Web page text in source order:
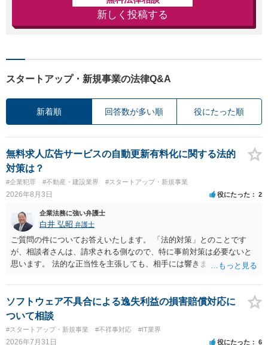
新しく投稿する
スタートアップ・新規事業の法律Q&A
新着順 回答数が多い順 役にたった順
無料求人広告サービスの自動更新有料化に関する法的
対策は？
#企業犯罪 #不動産・建設業界 #スタートアップ・新規事業
2026年8月3日 役にたった 2
企業法務に強い弁護士
白井 弘昭 弁護士
ご質問の件についてお答えいたします。 「法的対策」とのことです
が、相談者さんは、請求される側なので、特に事前対策は必要ないと
思います。 法的な正当性を主張しても、相手には響きません。そもそ
的手段として裁判（おそらく少額訴訟）をするかどうかの問題ですの
で、訴訟を提起してきたら粛々と対応することになります。 少額訴訟
は、１人（１社）年間１０回までしかできないので、こちらが毅然と
支払いを拒否すれば、少額訴訟を提起する可能性は、低いものと思わ
れます。 ただ、裁判を東京などの遠隔地で起こされますと、対応する
ソフトウェア不具合による逸失利益の損害賠償対応に
ついて相談
#スタートアップ・新規事業 #不祥事対応 #IT業界
2026年7月31日 役にたった 6